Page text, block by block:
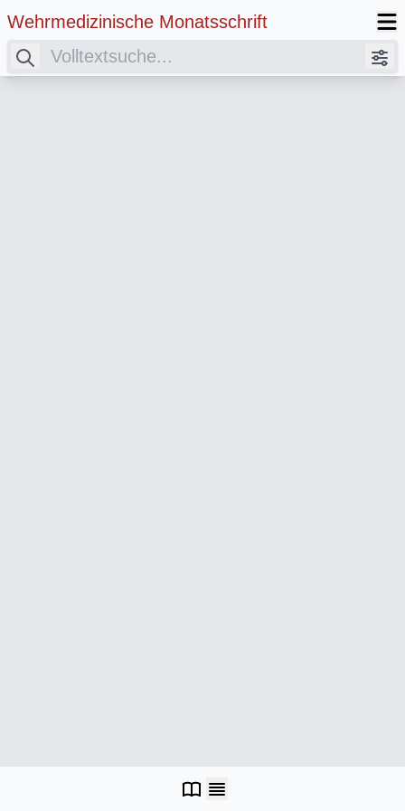
Wehrmedizinische Monatsschrift